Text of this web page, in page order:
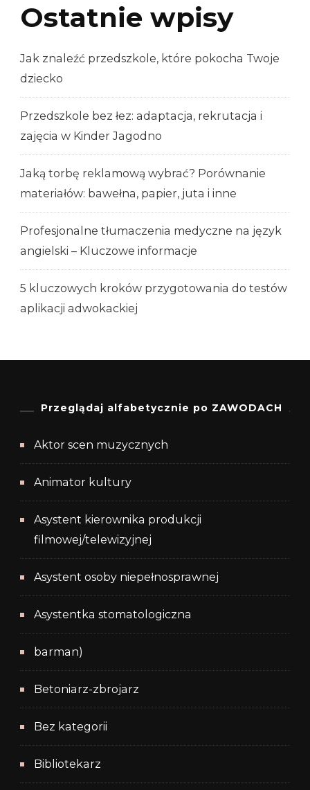
Ostatnie wpisy
Jak znaleźć przedszkole, które pokocha Twoje
dziecko
Przedszkole bez łez: adaptacja, rekrutacja i
zajęcia w Kinder Jagodno
Jaką torbę reklamową wybrać? Porównanie
materiałów: bawełna, papier, juta i inne
Profesjonalne tłumaczenia medyczne na język
angielski – Kluczowe informacje
5 kluczowych kroków przygotowania do testów
aplikacji adwokackiej
Przeglądaj alfabetycznie po ZAWODACH
Aktor scen muzycznych
Animator kultury
Asystent kierownika produkcji
filmowej/telewizyjnej
Asystent osoby niepełnosprawnej
Asystentka stomatologiczna
barman)
Betoniarz-zbrojarz
Bez kategorii
Bibliotekarz